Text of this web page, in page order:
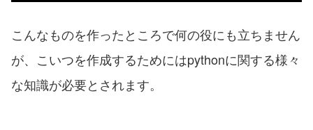
こんなものを作ったところで何の役にも立ちません
が、こいつを作成するためにはpythonに関する様々
な知識が必要とされます。